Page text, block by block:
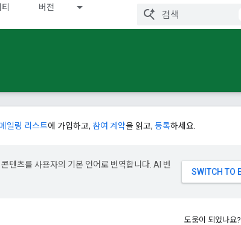
버전
메일링 리스트에 가입하고, 참여 계약을 읽고, 등록하세요.
텐츠를 사용자의 기본 언어로 번역합니다. AI 번
도움이 되었나요?